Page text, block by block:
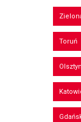
Toruń
Olsztyn